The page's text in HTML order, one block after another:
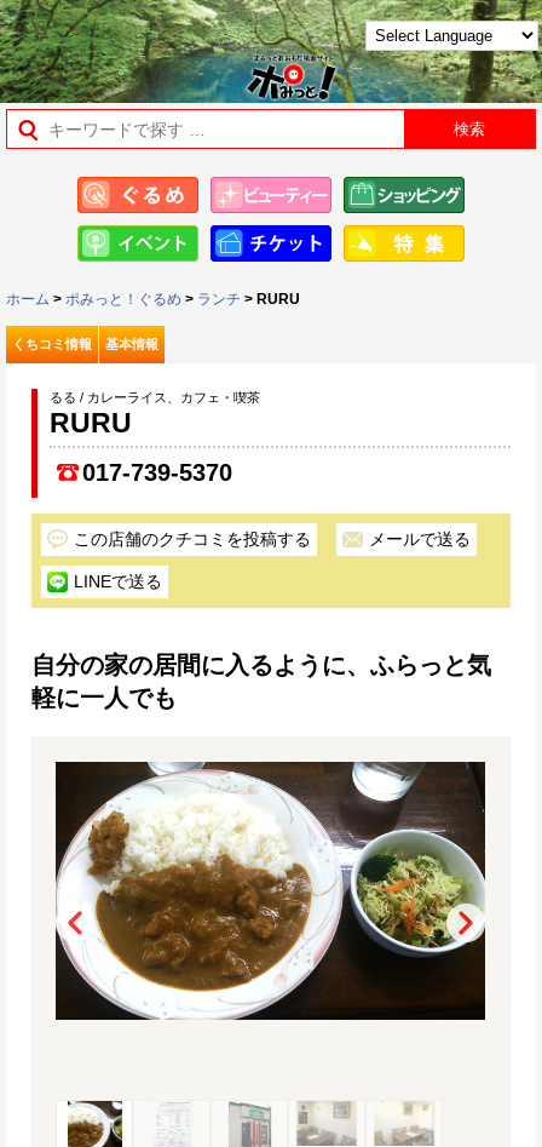
ホーム > ポみっと！ぐるめ > ランチ > RURU
くちコミ情報 基本情報
るる / カレーライス、カフェ・喫茶
RURU
017-739-5370
この店舗のクチコミを投稿する メールで送る
LINEで送る
自分の家の居間に入るように、ふらっと気
軽に一人でも